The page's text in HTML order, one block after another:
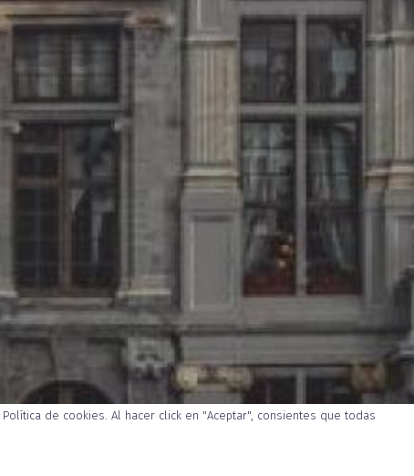
PRECIO DETALLADO
Política de cookies. Al hacer click en "Aceptar", consientes que todas